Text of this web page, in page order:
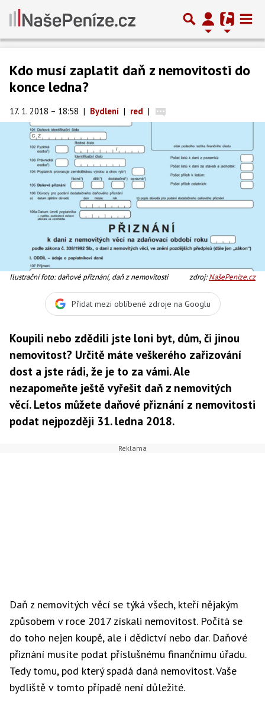
Kdo musí zaplatit daň z nemovitosti do
konce ledna?
17. 1. 2018 – 18:58 | Bydlení | red |
Ilustrační foto: daňové přiznání, daň z nemovitosti zdroj:NašePeníze.cz
Přidat mezi oblíbené zdroje na Googlu
Koupili nebo zdědili jste loni byt, dům, či jinou
nemovitost? Určitě máte veškerého zařizování
dost a jste rádi, že je to za vámi. Ale
nezapomeňte ještě vyřešit daň z nemovitých
věcí. Letos můžete daňové přiznání z nemovitosti
podat nejpozději 31. ledna 2018.
Daň z nemovitých věcí se týká všech, kteří nějakým
způsobem v roce 2017 získali nemovitost. Počítá se
do toho nejen koupě, ale i dědictví nebo dar. Daňové
přiznání musíte podat příslušnému finančnímu úřadu.
Tedy tomu, pod který spadá daná nemovitost. Vaše
bydliště v tomto případě není důležité.